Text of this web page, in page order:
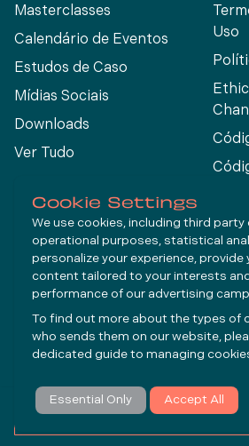
FAZER UMA CONSULTA
Masterclasses
Calendário de Eventos
Estudos de Caso
Mídias Sociais
Downloads
Ver Tudo
Uso
Connect
LinkedIn
YouTube
Inscrever-se
© Molycop 2026 - aTegacompany
Cookie Settings
We use cookies, including third party
operational purposes, statistical
personalize your experience,
content tailored to your interests
performance of our advertising
To find out more about the types of
who sends them on our website,
dedicated guide to managing
Essential Only Accept All